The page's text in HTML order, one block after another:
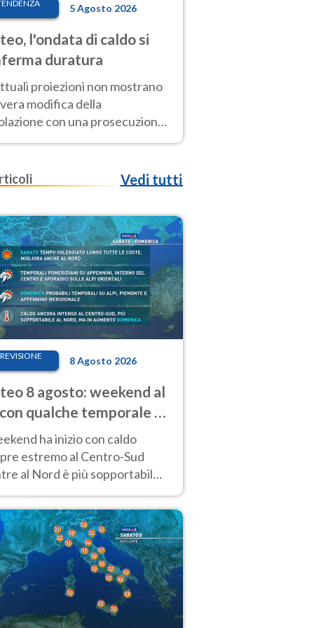
5 Agosto 2026
l'ondata di caldo si
duratura
proiezioni non mostrano
modifica della
con una prosecuzione
fuori scala per molti
Vedi tutti
8 Agosto 2026
8 agosto: weekend al
qualche temporale e
estremo al Centro-Sud
ha inizio con caldo
estremo al Centro-Sud
al Nord è più sopportabile
sui rilievi.